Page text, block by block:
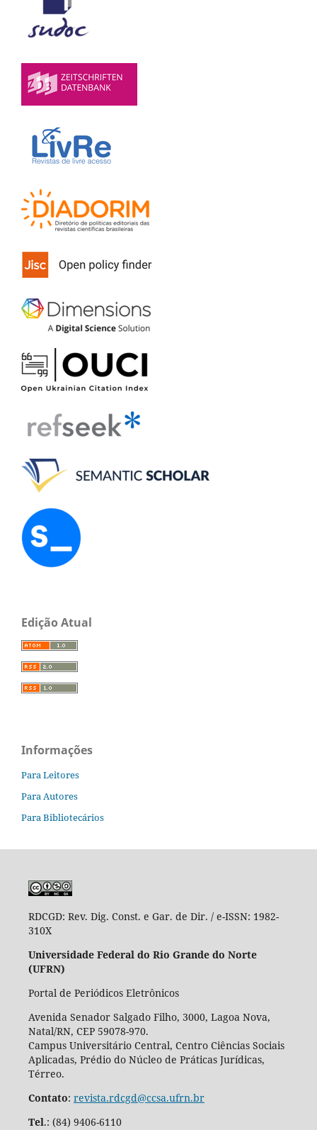
Edição Atual
Informações
Para Leitores
Para Autores
Para Bibliotecários
RDCGD: Rev. Dig. Const. e Gar. de Dir. / e-ISSN: 1982-
310X
Universidade Federal do Rio Grande do Norte
(UFRN)
Portal de Periódicos Eletrônicos
Avenida Senador Salgado Filho, 3000, Lagoa Nova,
Natal/RN, CEP 59078-970.
Campus Universitário Central, Centro Ciências Sociais
Aplicadas, Prédio do Núcleo de Práticas Jurídicas,
Térreo.
Contato: revista.rdcgd@ccsa.ufrn.br
Tel.: (84) 9406-6110